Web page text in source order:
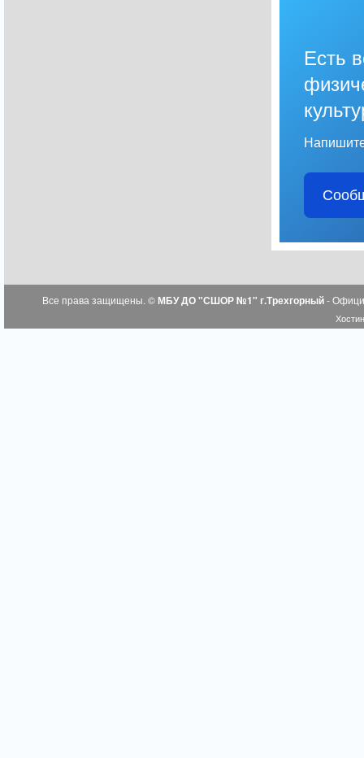
Есть
Все права защищены. ©МБУ ДО "СШОР №1" г.Трехгорный-